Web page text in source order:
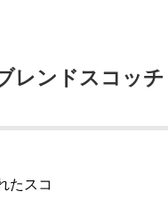
ンドスコッ
たスコ